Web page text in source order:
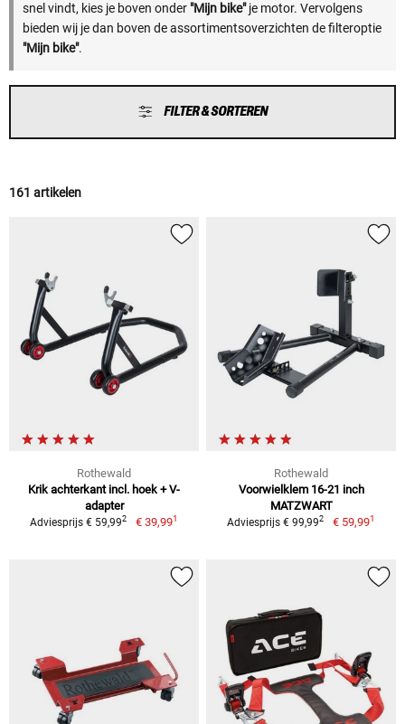
snel vindt, kies je boven onder "Mijn bike"je motor. Vervolgens
bieden wij je dan boven de assortimentsoverzichten de filteroptie
"Mijn bike".
FILTER & SORTEREN
161 artikelen
Rothewald
Krik achterkant incl. hoek + V-
adapter
Adviesprijs € 59,992 € 39,991
Rothewald
Voorwielklem 16-21 inch
MATZWART
Adviesprijs € 99,992 € 59,991